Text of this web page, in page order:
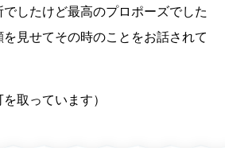
でしたけど最高のプロポーズでした
を見せてその時のことをお話されて
取っています）